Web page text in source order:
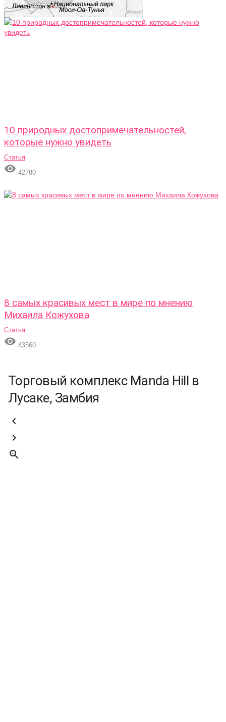
10 природных достопримечательностей,
которые нужно увидеть
Статья
 42780
8 самых красивых мест в мире по мнению
Михаила Кожухова
Статья
 43560
Торговый комплекс Manda Hill в
Лусаке, Замбия


